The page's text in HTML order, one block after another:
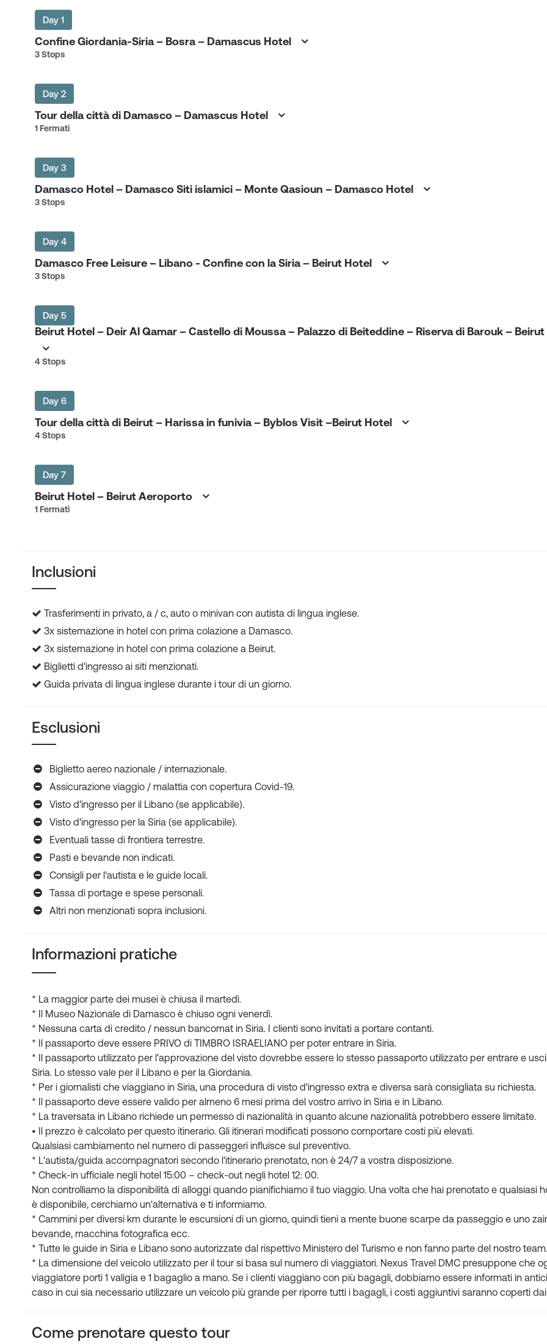
Day 1
Confine Giordania-Siria – Bosra – Damascus Hotel
3 Stops
Day 2
Tour della città di Damasco – Damascus Hotel
1 Fermati
Day 3
Damasco Hotel – Damasco Siti islamici – Monte Qasioun – Damasco Hotel
3 Stops
Day 4
Damasco Free Leisure – Libano - Confine con la Siria – Beirut Hotel
3 Stops
Day 5
Beirut Hotel – Deir Al Qamar – Castello di Moussa – Palazzo di Beiteddine – Riserva di Barouk –
4 Stops
Day 6
Tour della città di Beirut – Harissa in funivia – Byblos Visit –Beirut Hotel
4 Stops
Day 7
Beirut Hotel – Beirut Aeroporto
1 Fermati
Inclusioni
Trasferimenti in privato, a / c, auto o minivan con autista di lingua inglese.
3x sistemazione in hotel con prima colazione a Damasco.
3x sistemazione in hotel con prima colazione a Beirut.
Biglietti d'ingresso ai siti menzionati.
Guida privata di lingua inglese durante i tour di un giorno.
Esclusioni
Biglietto aereo nazionale / internazionale.
Assicurazione viaggio / malattia con copertura Covid-19.
Visto d'ingresso per il Libano (se applicabile).
Visto d'ingresso per la Siria (se applicabile).
Eventuali tasse di frontiera terrestre.
Pasti e bevande non indicati.
Consigli per l'autista e le guide locali.
Tassa di portage e spese personali.
Altri non menzionati sopra inclusioni.
Informazioni pratiche
* La maggior parte dei musei è chiusa il martedì.
* Il Museo Nazionale di Damasco è chiuso ogni venerdì.
* Nessuna carta di credito / nessun bancomat in Siria. I clienti sono invitati a portare contanti.
* Il passaporto deve essere PRIVO di TIMBRO ISRAELIANO per poter entrare in Siria.
* Il passaporto utilizzato per l'approvazione del visto dovrebbe essere lo stesso passaporto utilizzato per entrare e
Siria. Lo stesso vale per il Libano e per la Giordania.
* Per i giornalisti che viaggiano in Siria, una procedura di visto d'ingresso extra e diversa sarà consigliata su richiesta.
* Il passaporto deve essere valido per almeno 6 mesi prima del vostro arrivo in Siria e in Libano.
* La traversata in Libano richiede un permesso di nazionalità in quanto alcune nazionalità potrebbero essere limitate.
• Il prezzo è calcolato per questo itinerario. Gli itinerari modificati possono comportare costi più elevati.
Qualsiasi cambiamento nel numero di passeggeri influisce sul preventivo.
* L'autista/guida accompagnatori secondo l'itinerario prenotato, non è 24/7 a vostra disposizione.
* Check-in ufficiale negli hotel 15:00 – check-out negli hotel 12: 00.
Non controlliamo la disponibilità di alloggi quando pianifichiamo il tuo viaggio. Una volta che hai prenotato e qualsiasi
è disponibile, cerchiamo un'alternativa e ti informiamo.
* Cammini per diversi km durante le escursioni di un giorno, quindi tieni a mente buone scarpe da passeggio e uno
bevande, macchina fotografica ecc.
* Tutte le guide in Siria e Libano sono autorizzate dal rispettivo Ministero del Turismo e non fanno parte del nostro team.
* La dimensione del veicolo utilizzato per il tour si basa sul numero di viaggiatori. Nexus Travel DMC presuppone che
viaggiatore porti 1 valigia e 1 bagaglio a mano. Se i clienti viaggiano con più bagagli, dobbiamo essere informati in
caso in cui sia necessario utilizzare un veicolo più grande per riporre tutti i bagagli, i costi aggiuntivi saranno coperti
Come prenotare questo tour